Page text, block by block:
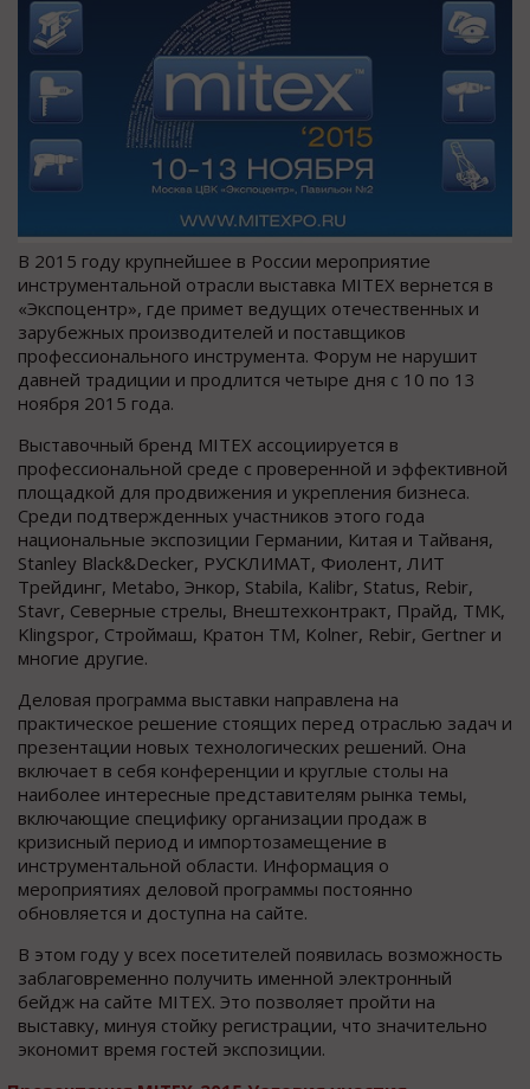
В 2015 году крупнейшее в России мероприятие
инструментальной отрасли выставка MITEX вернется в
«Экспоцентр», где примет ведущих отечественных и
зарубежных производителей и поставщиков
профессионального инструмента. Форум не нарушит
давней традиции и продлится четыре дня с 10 по 13
ноября 2015 года.
Выставочный бренд MITEX ассоциируется в
профессиональной среде с проверенной и эффективной
площадкой для продвижения и укрепления бизнеса.
Среди подтвержденных участников этого года
национальные экспозиции Германии, Китая и Тайваня,
Stanley Black&Decker, РУСКЛИМАТ, Фиолент, ЛИТ
Трейдинг, Metabo, Энкор, Stabila, Kalibr, Status, Rebir,
Stavr, Северные стрелы, Внештехконтракт, Прайд, ТМК,
Klingspor, Строймаш, Кратон ТМ, Kolner, Rebir, Gertner и
многие другие.
Деловая программа выставки направлена на
практическое решение стоящих перед отраслью задач и
презентации новых технологических решений. Она
включает в себя конференции и круглые столы на
наиболее интересные представителям рынка темы,
включающие специфику организации продаж в
кризисный период и импортозамещение в
инструментальной области. Информация о
мероприятиях деловой программы постоянно
обновляется и доступна на сайте.
В этом году у всех посетителей появилась возможность
заблаговременно получить именной электронный
бейдж на сайте MITEX. Это позволяет пройти на
выставку, минуя стойку регистрации, что значительно
экономит время гостей экспозиции.